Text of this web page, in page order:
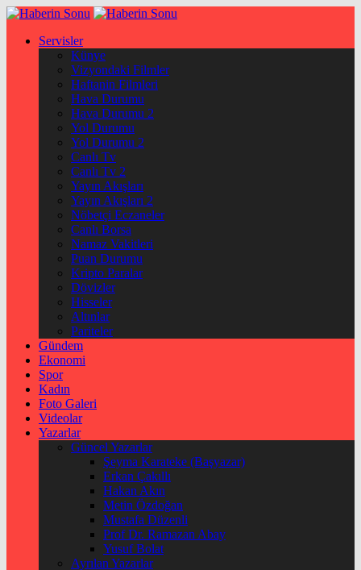
Servisler
Künye
Vizyondaki Filmler
Haftanin Filmleri
Hava Durumu
Hava Durumu 2
Yol Durumu
Yol Durumu 2
Canlı Tv
Canlı Tv 2
Yayın Akışları
Yayın Akışları 2
Nöbetçi Eczaneler
Canlı Borsa
Namaz Vakitleri
Puan Durumu
Kripto Paralar
Dövizler
Hisseler
Altınlar
Pariteler
Gündem
Ekonomi
Spor
Kadın
Foto Galeri
Videolar
Yazarlar
Güncel Yazarlar
Şeyma Karateke (Başyazar)
Erkan Çakıllı
Hakan Akın
Metin Özdoğan
Mustafa Düzenli
Prof Dr. Ramazan Abay
Yusuf Bolat
Ayrılan Yazarlar